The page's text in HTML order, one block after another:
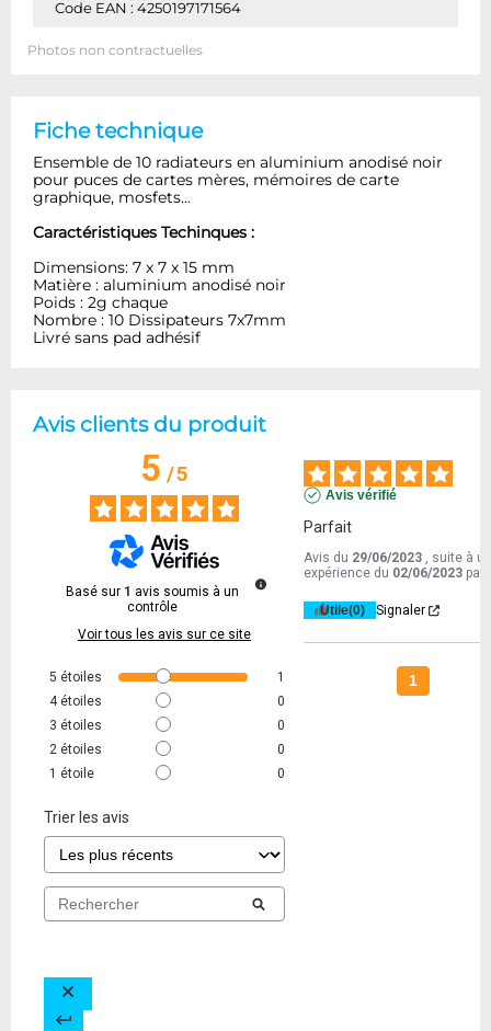
Code EAN : 4250197171564
Photos non contractuelles
Fiche technique
Ensemble de 10 radiateurs en aluminium anodisé noir
pour puces de cartes mères, mémoires de carte
graphique, mosfets...
Caractéristiques Techinques :
Dimensions: 7 x 7 x 15 mm
Matière : aluminium anodisé noir
Poids : 2g chaque
Nombre : 10 Dissipateurs 7x7mm
Livré sans pad adhésif
Avis clients du produit
5/5
Basé sur 1 avis soumis à un
contrôle
Voir tous les avis sur ce site
5 étoiles
1
4 étoiles
0
3 étoiles
0
2 étoiles
0
1 étoile 0
Trier les avis
Avis vérifié
Parfait
Avis du 29/06/2023 , suite à
expérience du 02/06/2023 par
Utile(0) Signaler
1